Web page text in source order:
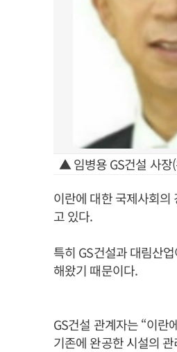
▲ 임병용 GS건설 사장
이란에 대한 국제사회
고 있다.
특히 GS건설과 대림산
해왔기 때문이다.
GS건설 관계자는 “이란
기존에 완공한 시설의